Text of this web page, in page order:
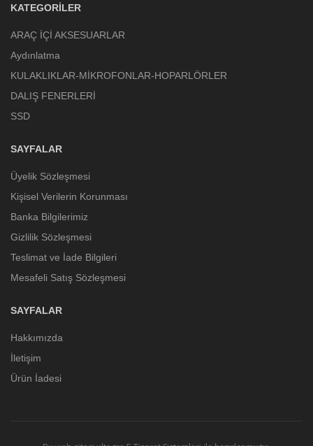
KATEGORILER
ARAÇ İÇİ AKSESUARLAR
Aydınlatma
KULAKLIKLAR-MİKROFONLAR-HOPARLÖRLER
DALIŞ FENERLERİ
SSD
SAYFALAR
Üyelik Sözleşmesi
Kişisel Verilerin Korunması
Banka Bilgilerimiz
Gizlilik Sözleşmesi
Teslimat ve İade Bilgileri
Mesafeli Satış Sözleşmesi
SAYFALAR
Hakkımızda
İletişim
Ürün İadesi